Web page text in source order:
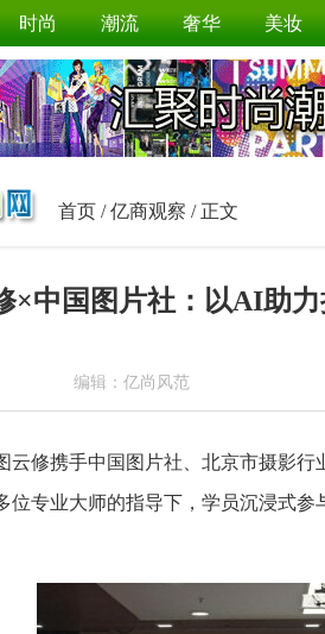
时尚 潮流 奢华 美妆
首页 /亿商观察 / 正文
×中国图片社：以AI助
编辑：亿尚风范
云修携手中国图片社、北京市摄影
位专业大师的指导下，学员沉浸式